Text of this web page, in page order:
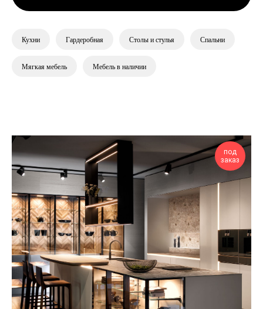
Кухни Гардеробная Столы и стулья Спальни
Мягкая мебель Мебель в наличии
под
заказ